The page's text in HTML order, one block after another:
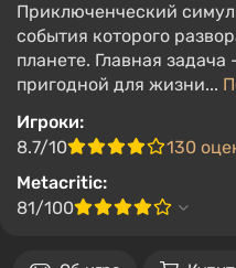
Приключенческий
события которого
планете. Главная задача
пригодной для жизни...
Игроки:
8.7/10
130
Metacritic:
81/100